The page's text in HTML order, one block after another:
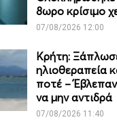
8ωρο κρίσιμο
07/08/2026 12:00
Κρήτη:
ηλιοθεραπεία
ποτέ –
να μην αντιδρά
07/08/2026 11:40